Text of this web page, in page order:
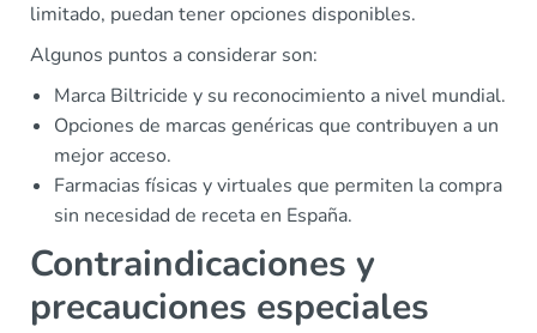
limitado, puedan tener opciones disponibles.
Algunos puntos a considerar son:
Marca Biltricide y su reconocimiento a nivel mundial.
Opciones de marcas genéricas que contribuyen a un
mejor acceso.
Farmacias físicas y virtuales que permiten la compra
sin necesidad de receta en España.
Contraindicaciones y
precauciones especiales